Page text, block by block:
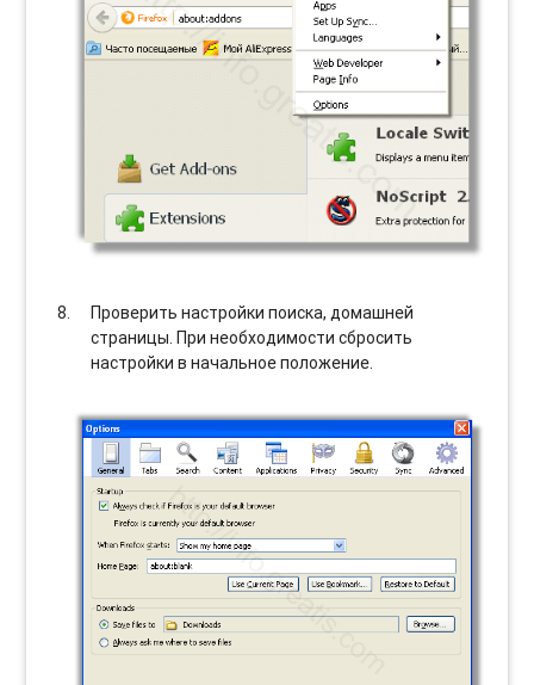
Проверить настройки поиска, домашней
страницы. При необходимости сбросить
настройки в начальное положение.